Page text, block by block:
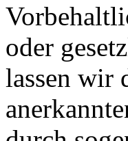
oder
lassen wir